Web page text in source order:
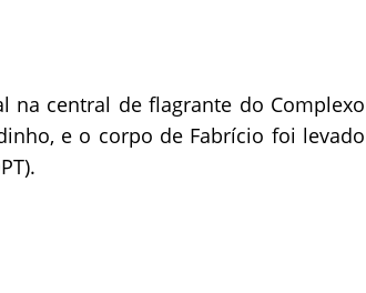
na central de flagrante do Complexo
e o corpo de Fabrício foi levado